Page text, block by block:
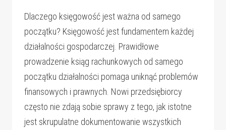
Dlaczego księgowość jest ważna od samego
początku? Księgowość jest fundamentem każdej
działalności gospodarczej. Prawidłowe
prowadzenie ksiąg rachunkowych od samego
początku działalności pomaga uniknąć problemów
finansowych i prawnych. Nowi przedsiębiorcy
często nie zdają sobie sprawy z tego, jak istotne
jest skrupulatne dokumentowanie wszystkich